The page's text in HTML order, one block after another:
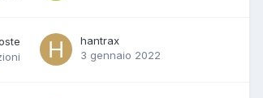
hantrax
3 gennaio 2022